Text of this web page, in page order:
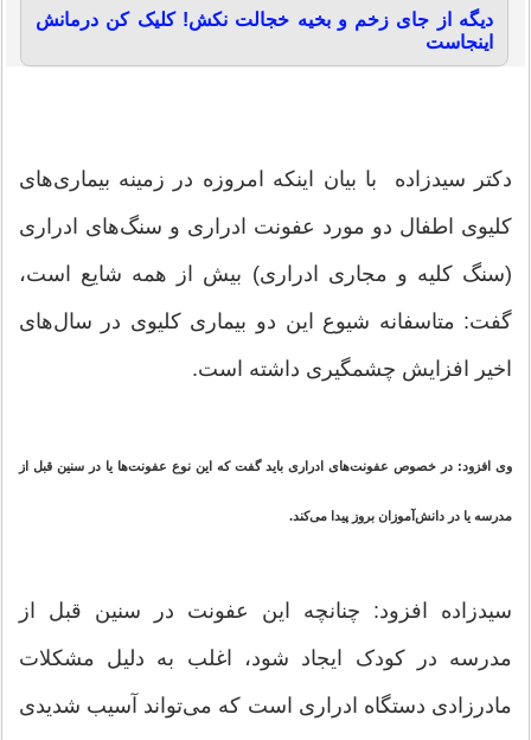
دیگه از جای زخم و بخیه خجالت نکش! کلیک کن درمانش
اینجاست
دکتر سیدزاده با بیان اینکه امروزه در زمینه بیماری‌های
کلیوی اطفال دو مورد عفونت ادراری و سنگ‌های ادراری
(سنگ کلیه و مجاری ادراری) بیش از همه شایع است،
گفت: متاسفانه شیوع این دو بیماری کلیوی در سال‌های
اخیر افزایش چشمگیری داشته است.
وی افزود: در خصوص عفونت‌های ادراری باید گفت که این نوع عفونت‌ها یا در سنین قبل از
مدرسه یا در دانش‌آموزان بروز پیدا می‌کند.
سیدزاده افزود: چنانچه این عفونت در سنین قبل از
مدرسه در کودک ایجاد شود، اغلب به دلیل مشکلات
مادرزادی دستگاه ادراری است که می‌تواند آسیب شدیدی